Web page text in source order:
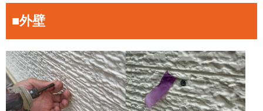
■外壁